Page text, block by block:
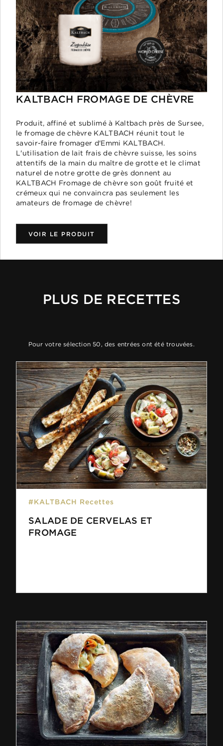
KALTBACH FROMAGE DE CHÈVRE
Produit, affiné et sublimé à Kaltbach près de Sursee,
le fromage de chèvre KALTBACH réunit tout le
savoir-faire fromager d'Emmi KALTBACH.
L'utilisation de lait frais de chèvre suisse, les soins
attentifs de la main du maître de grotte et le climat
naturel de notre grotte de grès donnent au
KALTBACH Fromage de chèvre son goût fruité et
crémeux qui ne convaincra pas seulement les
amateurs de fromage de chèvre!
VOIR LE PRODUIT
PLUS DE RECETTES
Pour votre sélection 50, des entrées ont été trouvées.
#KALTBACH Recettes
SALADE DE CERVELAS ET
FROMAGE